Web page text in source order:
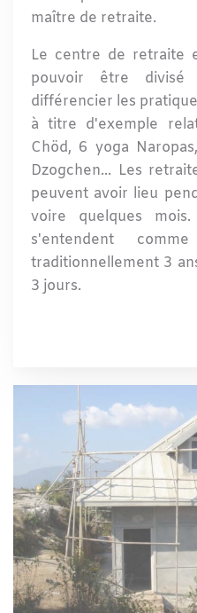
maître de retraite.
Le centre de retraite
pouvoir être
différencier les
à titre d'exemple
Chöd, 6 yoga
Dzogchen... Les
peuvent avoir lieu
voire quelques
s'entendent
traditionnellement 3
3 jours.